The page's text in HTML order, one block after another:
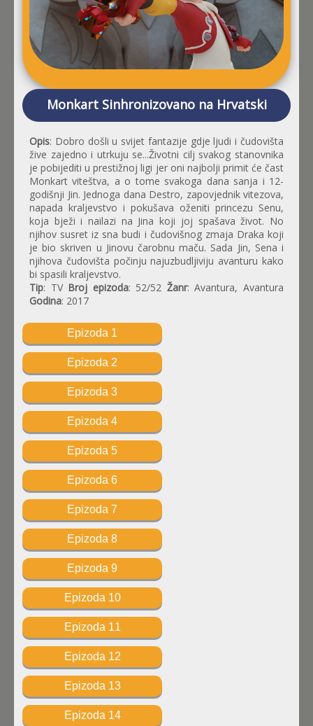
Monkart Sinhronizovano na Hrvatski
Opis: Dobro došli u svijet fantazije gdje ljudi i čudovišta
žive zajedno i utrkuju se...Životni cilj svakog stanovnika
je pobijediti u prestižnoj ligi jer oni najbolji primit će čast
Monkart viteštva, a o tome svakoga dana sanja i 12-
godišnji Jin. Jednoga dana Destro, zapovjednik vitezova,
napada kraljevstvo i pokušava oženiti princezu Senu,
koja bježi i nailazi na Jina koji joj spašava život. No
njihov susret iz sna budi i čudovišnog zmaja Draka koji
je bio skriven u Jinovu čarobnu maču. Sada Jin, Sena i
njihova čudovišta počinju najuzbudljiviju avanturu kako
bi spasili kraljevstvo.
Tip: TV Broj epizoda: 52/52 Žanr: Avantura, Avantura
Godina: 2017
Epizoda 1
Epizoda 2
Epizoda 3
Epizoda 4
Epizoda 5
Epizoda 6
Epizoda 7
Epizoda 8
Epizoda 9
Epizoda 10
Epizoda 11
Epizoda 12
Epizoda 13
Epizoda 14